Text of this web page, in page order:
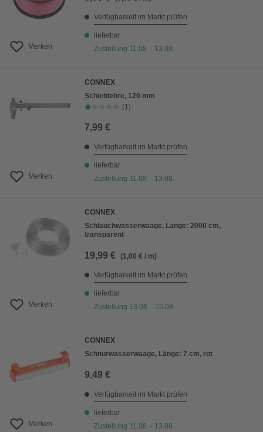
Merken
Verfügbarkeit im Markt prüfen
lieferbar
Zustellung 11.08. - 13.08.
Merken
CONNEX
Schieblehre, 120 mm
(1)
7,99 €
Verfügbarkeit im Markt prüfen
lieferbar
Zustellung 11.08. - 13.08.
Merken
CONNEX
Schlauchwasserwaage, Länge: 2000 cm,
transparent
19,99 € (1,00 € / m)
Verfügbarkeit im Markt prüfen
lieferbar
Zustellung 13.08. - 15.08.
Merken
CONNEX
Schnurwasserwaage, Länge: 7 cm, rot
9,49 €
Verfügbarkeit im Markt prüfen
lieferbar
Zustellung 11.08. - 13.08.